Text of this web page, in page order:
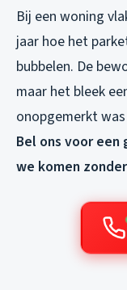
Bij een woning
jaar hoe het
bubbelen. De
maar het bleek
onopgemerkt
Bel ons voor
we komen